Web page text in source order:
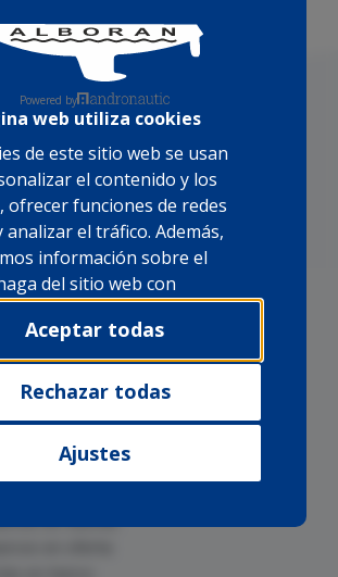
en Mallorca
en Cabo Verde
en Canarias
en Cuba
Powered by
web utiliza cookies
de este sitio web se usan
el contenido y los
ofrecer funciones de redes
analizar el tráfico. Además,
información sobre el
del sitio web con
de redes sociales,
y análisis web, quienes
con otra
que les haya
o que hayan
a partir del uso que haya
sus servicios.
Aceptar todas
Rechazar todas
Ajustes